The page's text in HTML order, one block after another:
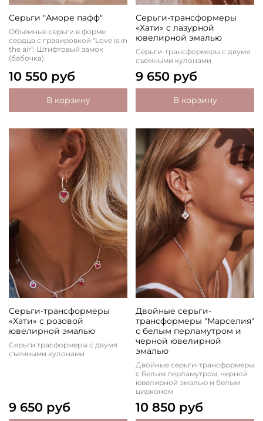
Серьги "Аморе пафф"
Объемные серьги в форме
сердца с гравировкой "Love is in
the air". Штифтовый замок
(бабочка)
10 550 руб
В корзину
Серьги-трансформеры
«Хати» с лазурной
ювелирной эмалью
Серьги-трансформеры с двумя
съемными кулонами
9 650 руб
В корзину
Серьги-трансформеры
«Хати» с розовой
ювелирной эмалью
Серьги трасформеры с двумя
съемными кулонами
9 650 руб
Двойные серьги-
трансформеры "Марселия"
с белым перламутром и
черной ювелирной
эмалью
Двойные серьги-трансформеры
с белым перламутром, черной
ювелирной эмалью и белым
цирконом
10 850 руб